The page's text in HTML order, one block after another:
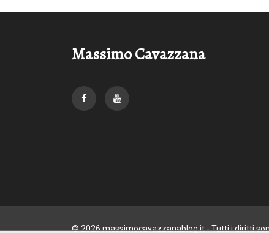
Massimo Cavazzana
© 2026 massimocavazzanablog.it - Tutti i diritti